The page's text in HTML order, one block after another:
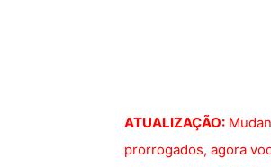
ATUALIZAÇÃO:
prorrogados, agora